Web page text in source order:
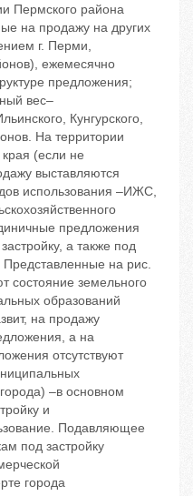
Пермского района
на продажу на других
г. Перми,
ежемесячно
предложения;
вес–
Кунгурского,
На территории
(если не
выставляются
использования –ИЖС,
предложения
а также под
Представленные на рис.
состояние земельного
образований
на продажу
а на
отсутствуют
–в основном
и
Подавляющее
под застройку
города